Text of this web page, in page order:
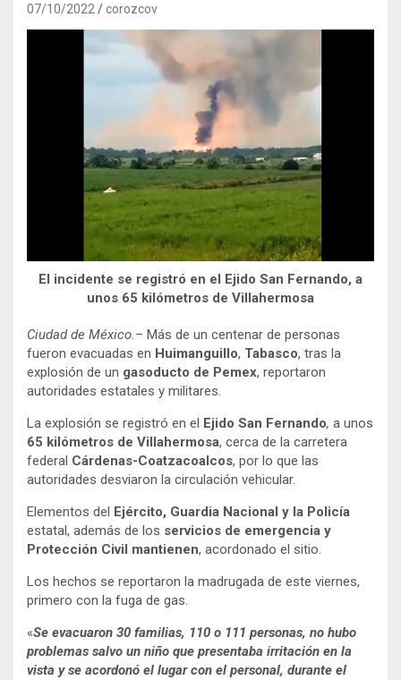
07/10/2022 corozcov
El incidente se registró en el Ejido San Fernando, a
unos 65 kilómetros de Villahermosa
Ciudad de México. – Más de un centenar de personas
fueron evacuadas en Huimanguillo, Tabasco, tras la
explosión de un gasoducto de Pemex, reportaron
autoridades estatales y militares.
La explosión se registró en el Ejido San Fernando, a unos
65 kilómetros de Villahermosa, cerca de la carretera
federal Cárdenas-Coatzacoalcos, por lo que las
autoridades desviaron la circulación vehicular.
Elementos del Ejército, Guardia Nacional y la Policía
estatal, además de los servicios de emergencia y
Protección Civil mantienen, acordonado el sitio.
Los hechos se reportaron la madrugada de este viernes,
primero con la fuga de gas.
«Se evacuaron 30 familias, 110 o 111 personas, no hubo
problemas salvo un niño que presentaba irritación en la
vista y se acordonó el lugar con el personal, durante el